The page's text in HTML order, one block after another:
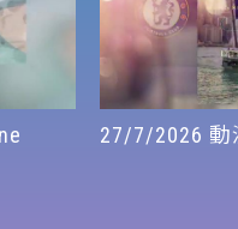
27/7/2026 動